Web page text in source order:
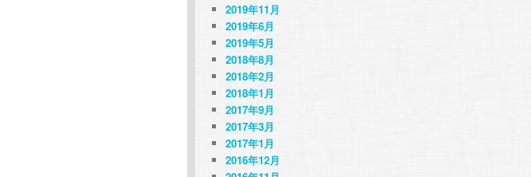
2019年11月
2019年6月
2019年5月
2018年8月
2018年2月
2018年1月
2017年9月
2017年3月
2017年1月
2016年12月